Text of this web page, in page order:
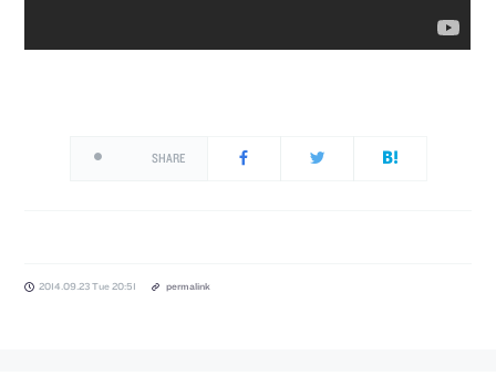
SHARE
2014.09.23 Tue 20:51 permalink